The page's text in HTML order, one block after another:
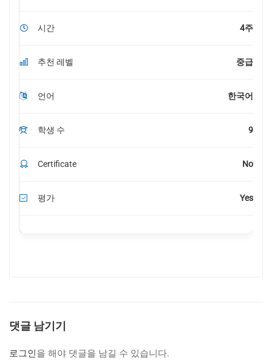
시간 4주
추천 레벨 중급
언어 한국어
학생 수 9
Certificate No
평가 Yes
댓글 남기기
로그인을 해야 댓글을 남길 수 있습니다.